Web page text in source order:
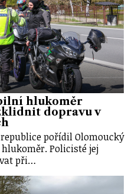
hlukoměr
dopravu v
pořídil Olomoucký
Policisté jej
při…